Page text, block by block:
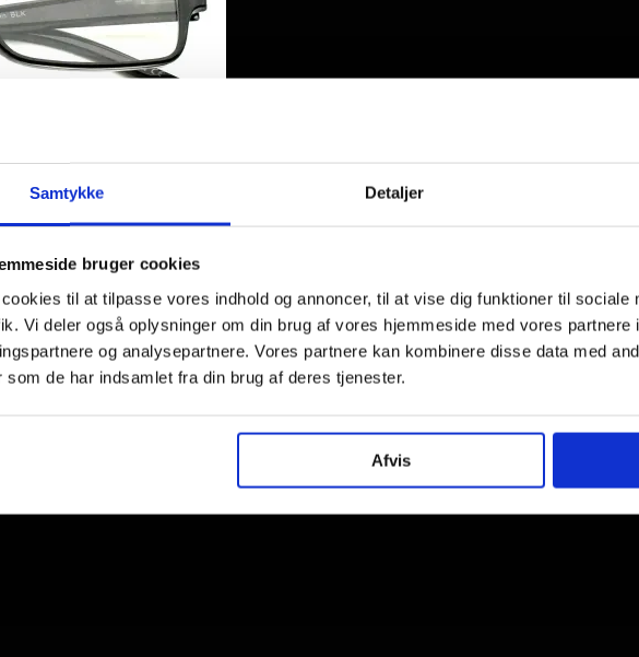
Samtykke Detaljer
bruger cookies
til at tilpasse vores indhold og annoncer, til at vise dig funktioner til sociale
Vi deler også oplysninger om din brug af vores hjemmeside med vores partnere
og analysepartnere. Vores partnere kan kombinere disse data med
som de har indsamlet fra din brug af deres tjenester.
Afvis